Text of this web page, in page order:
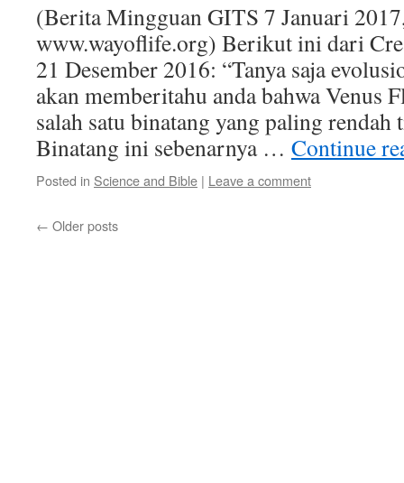
(Berita Mingguan GITS 7 Januari
www.wayoflife.org) Berikut ini dari
21 Desember 2016: “Tanya saja
akan memberitahu anda bahwa Venus
salah satu binatang yang paling rendah
Binatang ini sebenarnya … Continue
Posted in Science and Bible | Leave a comment
← Older posts